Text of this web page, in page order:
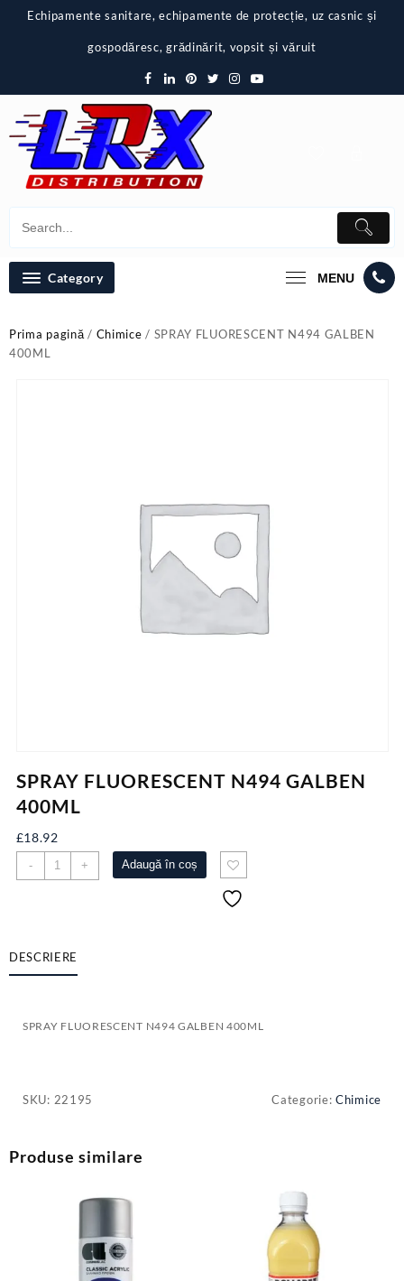
Echipamente sanitare, echipamente de protecție, uz casnic și
gospodăresc, grădinărit, vopsit și văruit
Category MENU
Prima pagină/ Chimice / SPRAY FLUORESCENT N494 GALBEN
400ML
SPRAY FLUORESCENT N494 GALBEN
400ML
£18.92
-
Cantitate
SPRAY
400ML
+ Adaugă în coș
DESCRIERE
SPRAY FLUORESCENT N494 GALBEN 400ML
SKU: 22195 Categorie:Chimice
Produse similare